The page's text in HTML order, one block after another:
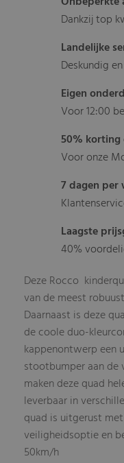
Dankzij top
Landelijke
Deskundig
Eigen
Voor 12:00
50%
Voor onze
7 dagen per
Laagste
40%
Deze Rocco
van de meest
Daarnaast is deze
de coole duo-
kappenontwerp een
stootbumper aan de
maken deze quad
leverbaar in
quad is uitgerust
veiligheidsoptie en
50km/h